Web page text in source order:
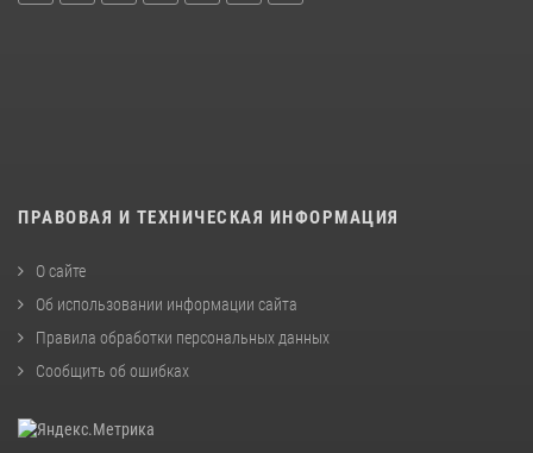
ПРАВОВАЯ И ТЕХНИЧЕСКАЯ ИНФОРМАЦИЯ
О сайте
Об использовании информации сайта
Правила обработки персональных данных
Сообщить об ошибках